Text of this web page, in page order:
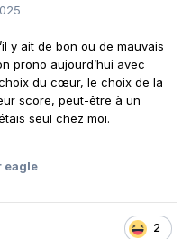
y ait de bon ou de mauvais
prono aujourd’hui avec
du cœur, le choix de la
score, peut-être à un
seul chez moi.
eagle
2